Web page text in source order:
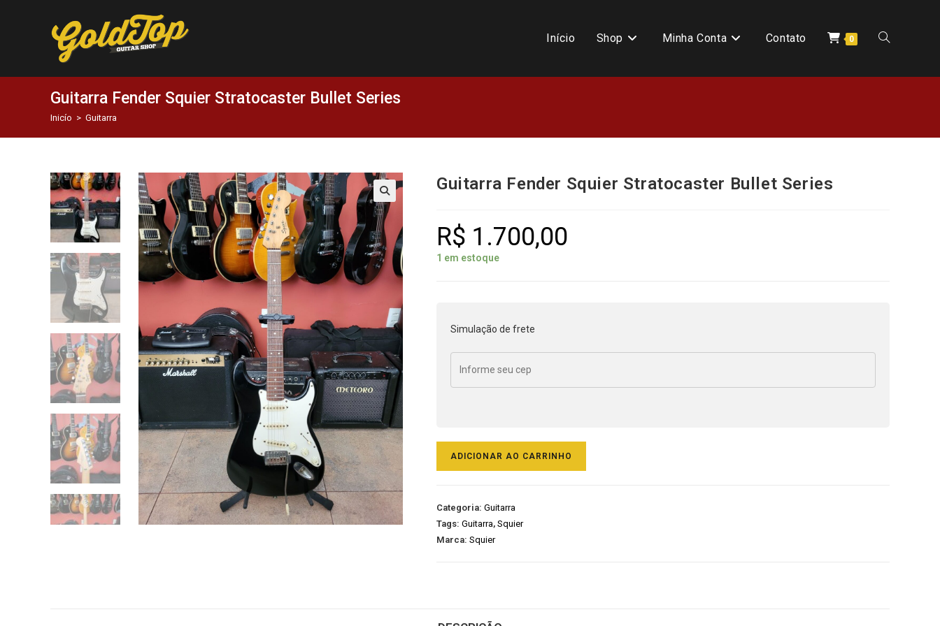
Início Shop Minha Conta Contato 0
Guitarra Fender Squier Stratocaster Bullet Series
Inicío > Guitarra
Guitarra Fender Squier Stratocaster Bullet Series
R$ 1.700,00
1 em estoque
Simulação de frete
ADICIONAR AO CARRINHO
Categoria: Guitarra
Tags: Guitarra, Squier
Marca: Squier